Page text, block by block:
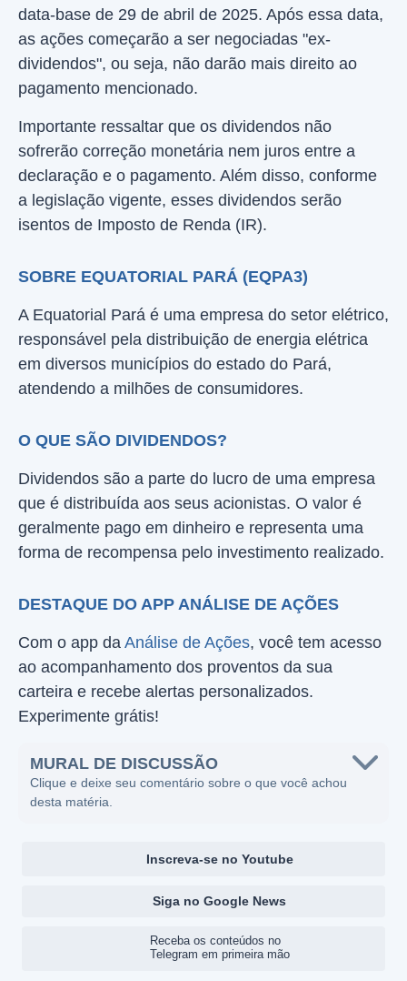
data-base de 29 de abril de 2025. Após essa data,
as ações começarão a ser negociadas "ex-
dividendos", ou seja, não darão mais direito ao
pagamento mencionado.
Importante ressaltar que os dividendos não
sofrerão correção monetária nem juros entre a
declaração e o pagamento. Além disso, conforme
a legislação vigente, esses dividendos serão
isentos de Imposto de Renda (IR).
SOBRE EQUATORIAL PARÁ (EQPA3)
A Equatorial Pará é uma empresa do setor elétrico,
responsável pela distribuição de energia elétrica
em diversos municípios do estado do Pará,
atendendo a milhões de consumidores.
O QUE SÃO DIVIDENDOS?
Dividendos são a parte do lucro de uma empresa
que é distribuída aos seus acionistas. O valor é
geralmente pago em dinheiro e representa uma
forma de recompensa pelo investimento realizado.
DESTAQUE DO APP ANÁLISE DE AÇÕES
Com o app da Análise de Ações, você tem acesso
ao acompanhamento dos proventos da sua
carteira e recebe alertas personalizados.
Experimente grátis!
MURAL DE DISCUSSÃO
Clique e deixe seu comentário sobre o que você achou
desta matéria.
Inscreva-se no Youtube
Siga no Google News
Receba os conteúdos no
Telegram em primeira mão